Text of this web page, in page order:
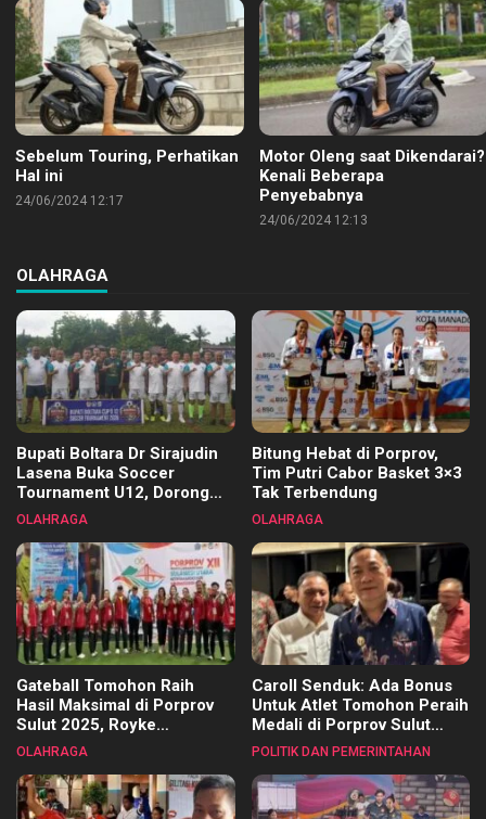
Sebelum Touring, Perhatikan
Hal ini
24/06/2024 12:17
Motor Oleng saat Dikendarai?
Kenali Beberapa
Penyebabnya
24/06/2024 12:13
OLAHRAGA
Bupati Boltara Dr Sirajudin
Lasena Buka Soccer
Tournament U12, Dorong
Pembinaan Merata di Setiap
OLAHRAGA
Bitung Hebat di Porprov,
Tim Putri Cabor Basket 3×3
Tak Terbendung
OLAHRAGA
Gateball Tomohon Raih
Hasil Maksimal di Porprov
Sulut 2025, Royke
Tangkawarouw Ucapkan
OLAHRAGA
Caroll Senduk: Ada Bonus
Untuk Atlet Tomohon Peraih
Medali di Porprov Sulut
2025
POLITIK DAN PEMERINTAHAN